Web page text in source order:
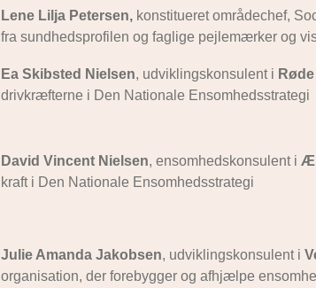
Lene Lilja Petersen, konstitueret områdechef,
fra sundhedsprofilen og faglige pejlemærker og
Ea Skibsted Nielsen, udviklingskonsulent i
drivkræfterne i Den Nationale Ensomhedsstrategi
David Vincent Nielsen, ensomhedskonsulent i
kraft i Den Nationale Ensomhedsstrategi
Julie Amanda Jakobsen, udviklingskonsulent i
organisation, der forebygger og afhjælpe